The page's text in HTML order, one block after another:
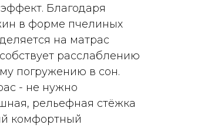
Благодаря
в форме пчелиных
на матрас
расслаблению
погружению в сон.
- не нужно
рельефная стёжка
комфортный